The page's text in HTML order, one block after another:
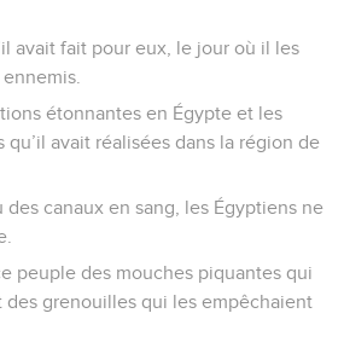
avait fait pour eux, le jour où il les
étonnantes en Égypte et les
qu’il avait réalisées dans la région de
des canaux en sang, les Égyptiens ne
peuple des mouches piquantes qui
des grenouilles qui les empêchaient